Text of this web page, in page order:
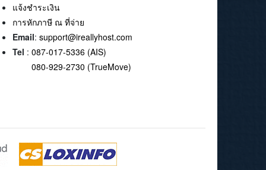
แจ้งชำระเงิน
การหักภาษี ณ ที่จ่าย
Email: support@ireallyhost.com
Tel : 087-017-5336 (AIS)
080-929-2730 (TrueMove)